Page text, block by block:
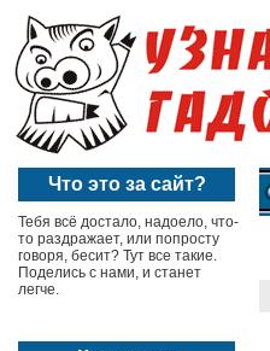
Что это за сайт?
Тебя всё достало, надоело, что-
то раздражает, или попросту
говоря, бесит? Тут все такие.
Поделись с нами, и станет
легче.